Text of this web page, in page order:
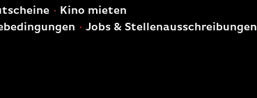
Kino mieten
Jobs & Stellenausschreibungen